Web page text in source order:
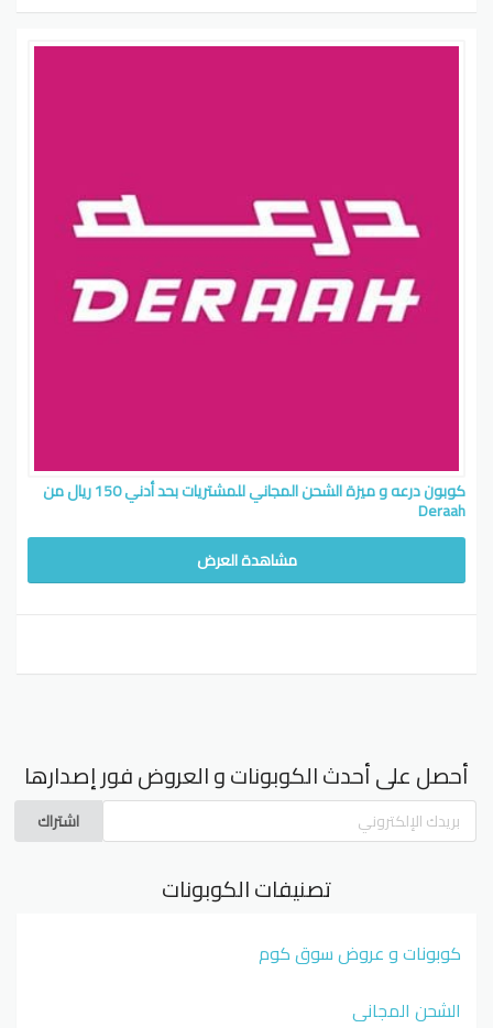
كوبون درعه و ميزة الشحن المجاني للمشتريات بحد أدني 150 ريال من
Deraah
مشاهدة العرض
أحصل على أحدث الكوبونات و العروض فور إصدارها
اشتراك
تصنيفات الكوبونات
كوبونات و عروض سوق كوم
الشحن المجاني